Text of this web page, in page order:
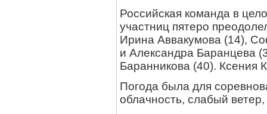
Российская команда в
участниц пятеро
Ирина Аввакумова (14),
и Александра Баранцева
Баранникова (40). Ксения
Погода была для
облачность, слабый